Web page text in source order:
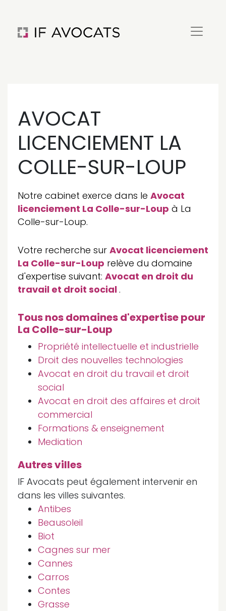
AVOCAT
LICENCIEMENT LA
COLLE-SUR-LOUP
Notre cabinet exerce dans le Avocat
licenciement La Colle-sur-Loup à La
Colle-sur-Loup.
Votre recherche sur Avocat licenciement
La Colle-sur-Loup relève du domaine
d'expertise suivant: Avocat en droit du
travail et droit social.
Tous nos domaines d'expertise pour
La Colle-sur-Loup
Propriété intellectuelle et industrielle
Droit des nouvelles technologies
Avocat en droit du travail et droit
social
Avocat en droit des affaires et droit
commercial
Formations & enseignement
Mediation
Autres villes
IF Avocats peut également intervenir en
dans les villes suivantes.
Antibes
Beausoleil
Biot
Cagnes sur mer
Cannes
Carros
Contes
Grasse